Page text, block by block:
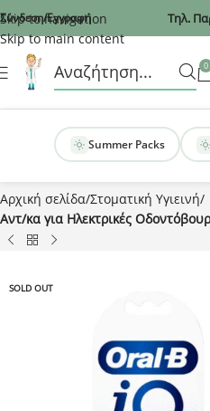
Recaptcha
Skip to navigation
Skip to main content
Σύνδεση/Εγγραφή Τηλ.
0
Summer Packs
Αρχική σελίδα Στοματική Υγιεινή
Αντ/κα για Ηλεκτρικές
SOLD OUT